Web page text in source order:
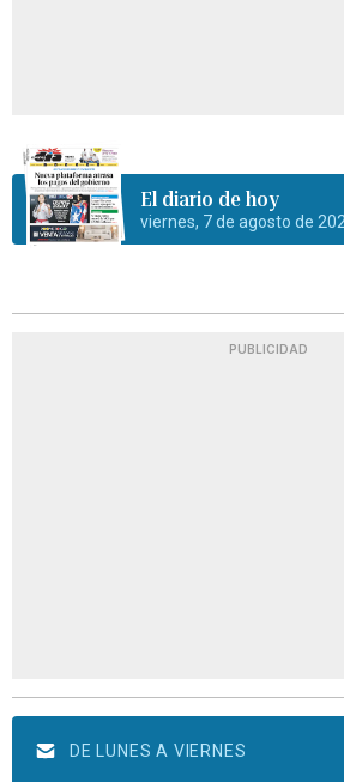
El diario de hoy
viernes, 7 de agosto de
PUBLICIDAD
DE LUNES A VIERNES